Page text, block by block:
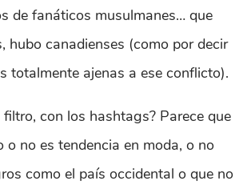
de fanáticos musulmanes… que
hubo canadienses (como por decir
totalmente ajenas a ese conflicto).
filtro, con los hashtags? Parece que
o no es tendencia en moda, o no
como el país occidental o que no